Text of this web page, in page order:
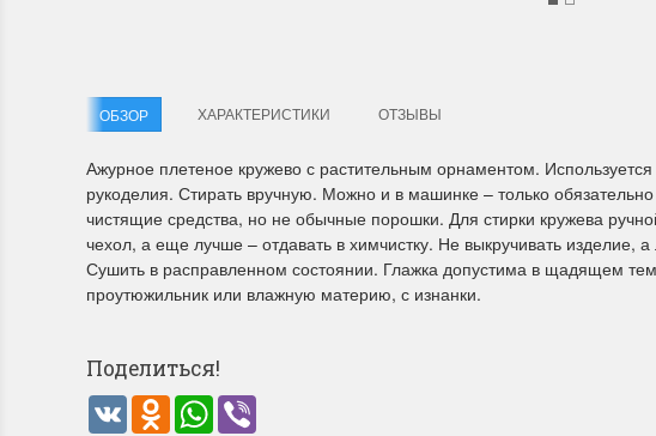
1 июня 2024 11:29
22 мая 2024 13:01
Dimensions 35231 Willow
ОБЗОР ХАРАКТЕРИСТИКИ ОТЗЫВЫ
Ажурное плетеное кружево с растительным орнаментом.
рукоделия. Стирать вручную. Можно и в машинке – только
чистящие средства, но не обычные порошки. Для стирки кружева
чехол, а еще лучше – отдавать в химчистку. Не выкручивать изделие,
Сушить в расправленном состоянии. Глажка допустима в щадящем
проутюжильник или влажную материю, с изнанки.
Поделиться!
VK Odnoklassniki
WhatsApp